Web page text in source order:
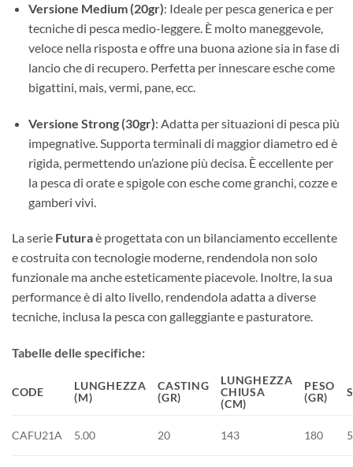
Versione Medium (20gr): Ideale per pesca generica e per
tecniche di pesca medio-leggere. È molto maneggevole,
veloce nella risposta e offre una buona azione sia in fase di
lancio che di recupero. Perfetta per innescare esche come
bigattini, mais, vermi, pane, ecc.
Versione Strong (30gr): Adatta per situazioni di pesca più
impegnative. Supporta terminali di maggior diametro ed è
rigida, permettendo un’azione più decisa. È eccellente per
la pesca di orate e spigole con esche come granchi, cozze e
gamberi vivi.
La serie Futuraè progettata con un bilanciamento eccellente
e costruita con tecnologie moderne, rendendola non solo
funzionale ma anche esteticamente piacevole. Inoltre, la sua
performance è di alto livello, rendendola adatta a diverse
tecniche, inclusa la pesca con galleggiante e pasturatore.
Tabelle delle specifiche:
CODE
LUNGHEZZA
(M)
CASTING
(GR)
LUNGHEZZA
CHIUSA
(CM)
PESO
(GR)
CAFU21A 5.00 20 143 180 5